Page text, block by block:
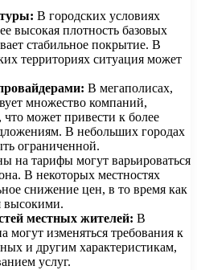
В городских условиях
высокая плотность базовых
стабильное покрытие. В
территориях ситуация может
В мегаполисах,
множество компаний,
может привести к более
В небольших городах
ограниченной.
на тарифы могут варьироваться
В некоторых местностях
снижение цен, в то время как
высокими.
местных жителей: В
могут изменяться требования к
и другим характеристикам,
услуг.